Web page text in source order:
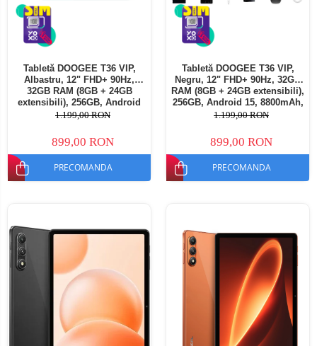
Tabletă DOOGEE T36 VIP,
Albastru, 12" FHD+ 90Hz,
32GB RAM (8GB + 24GB
extensibili), 256GB, Android
15, 8800mAh, Dual SIM
1.199,00 RON
899,00 RON
PRECOMANDA
Tabletă DOOGEE T36 VIP,
Negru, 12" FHD+ 90Hz, 32GB
RAM (8GB + 24GB extensibili),
256GB, Android 15, 8800mAh,
Dual SIM
1.199,00 RON
899,00 RON
PRECOMANDA